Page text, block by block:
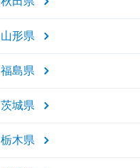
山形県
福島県
茨城県
栃木県